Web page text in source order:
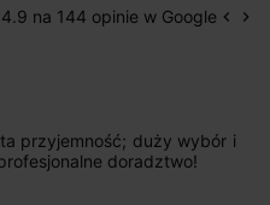
4.9 na 144 opinie w Google keyboard_arrow_left keyboard_arrow_right
przyjemność; duży wybór i
doradztwo!